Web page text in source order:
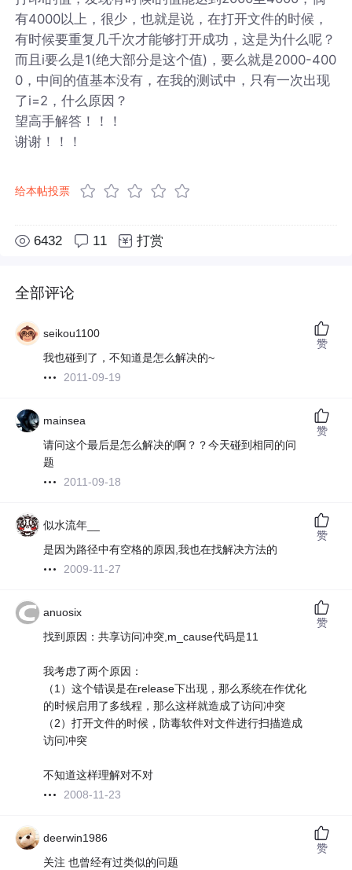
有4000以上，很少，也就是说，在打开文件的时候，
有时候要重复几千次才能够打开成功，这是为什么呢？
而且i要么是1(绝大部分是这个值)，要么就是2000-400
0，中间的值基本没有，在我的测试中，只有一次出现
了i=2，什么原因？
望高手解答！！！
谢谢！！！
给本帖投票
6432 11 打赏
全部评论
seikou1100
我也碰到了，不知道是怎么解决的~
2011-09-19
赞
mainsea
请问这个最后是怎么解决的啊？？今天碰到相同的问
题
2011-09-18
赞
似水流年__
是因为路径中有空格的原因,我也在找解决方法的
2009-11-27
赞
anuosix
找到原因：共享访问冲突,m_cause代码是11
我考虑了两个原因：
（1）这个错误是在release下出现，那么系统在作优化
的时候启用了多线程，那么这样就造成了访问冲突
（2）打开文件的时候，防毒软件对文件进行扫描造成
访问冲突
不知道这样理解对不对
2008-11-23
赞
deerwin1986
关注 也曾经有过类似的问题
赞